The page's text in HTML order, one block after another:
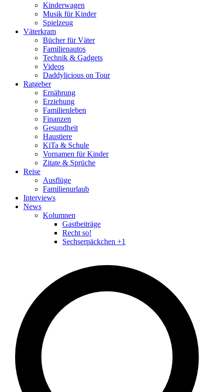
Kinderwagen
Musik für Kinder
Spielzeug
Väterkram
Bücher für Väter
Familienautos
Technik & Gadgets
Videos
Daddylicious on Tour
Ratgeber
Ernährung
Erziehung
Familienleben
Finanzen
Gesundheit
Haustiere
KiTa & Schule
Vornamen für Kinder
Zitate & Sprüche
Reise
Ausflüge
Familienurlaub
Interviews
News
Kolumnen
Gastbeiträge
Recht so!
Sechserpäckchen +1